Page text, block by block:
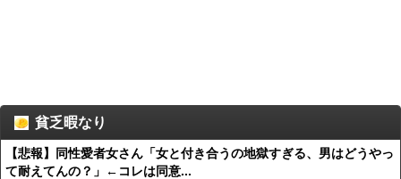
貧乏暇なり
【悲報】同性愛者女さん「女と付き合うの地獄すぎる、男はどうやっ
て耐えてんの？」←コレは同意...